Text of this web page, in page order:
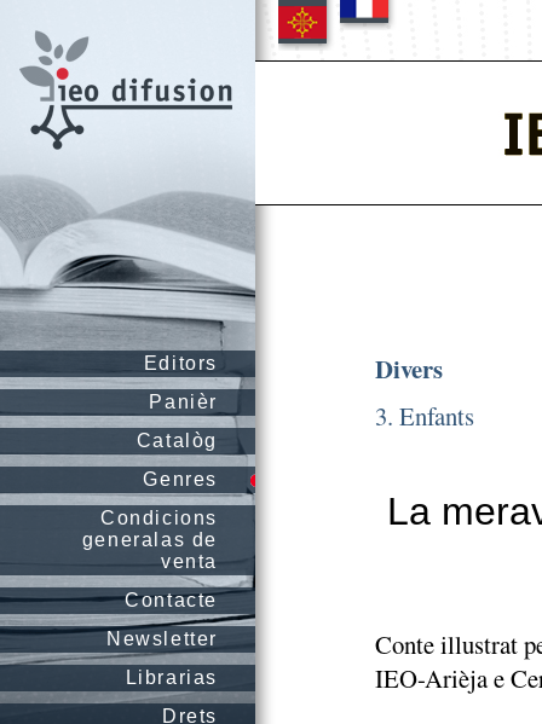
Editors
Panièr
Catalòg
Genres
Condicions
generalas de
venta
Contacte
Newsletter
Librarias
Drets
Divers
3. Enfants
La
Conte illustrat
IEO-Arièja e